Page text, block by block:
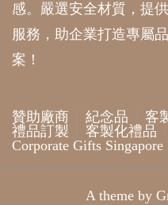
感。嚴選安全材質，提
服務，助企業打造專屬
案！
贊助廠商 紀念品 客
禮品訂製
客製化禮品
Corporate Gifts Singapore
A theme by